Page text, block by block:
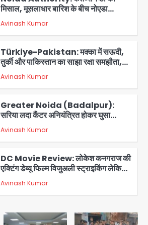
मिसाल, मूसलाधार बारिश के बीच नोएडा
प्राधिकरण ने संभाला मोर्चा, सेक्टर 105
आरडब्ल्यूए ने जताया आभार
Avinash Kumar
Türkiye-Pakistan: मक्का में सऊदी,
तुर्की और पाकिस्तान का साझा रक्षा समझौता,
जानें इसके मायने
Avinash Kumar
Greater Noida (Badalpur):
सरिया लदा कैंटर अनियंत्रित होकर घुसा
किराना दुकान में , ड्राइवर की मौत
Avinash Kumar
DC Movie Review: लोकेश कनगराज की
एक्टिंग डेब्यू फिल्म विजुअली स्ट्राइकिंग लेकिन
स्क्रीनप्ले में कमजोर, लेकिन कहानी अधूरी रह
गई, 3 स्टार रेटिंग
Avinash Kumar
Felix Hospital Noida: फेलिक्स
हॉस्पिटल और नोएडा लोक मंच की पहल, अब